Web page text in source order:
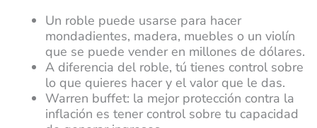
Un roble puede usarse para hacer
mondadientes, madera, muebles o un violín
que se puede vender en millones de dólares.
A diferencia del roble, tú tienes control sobre
lo que quieres hacer y el valor que le das.
Warren buffet: la mejor protección contra la
inflación es tener control sobre tu capacidad